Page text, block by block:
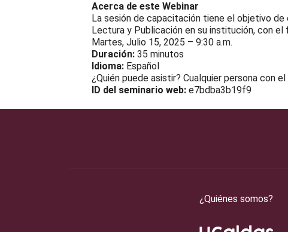
Acerca de este Webinar
La sesión de capacitación tiene el objetivo
Lectura y Publicación en su institución, con
Martes, Julio 15, 2025 – 9:30 a.m.
Duración: 35 minutos
Idioma: Español
¿Quién puede asistir? Cualquier persona con
ID del seminario web: e7bdba3b19f9
¿Quiénes somos?